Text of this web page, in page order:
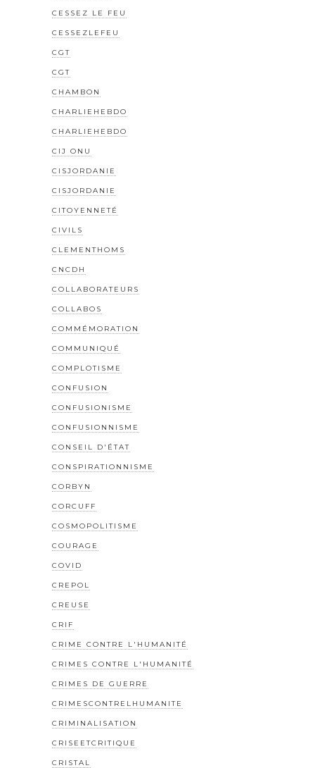
CESSEZ LE FEU
CESSEZLEFEU
CGT
CGT
CHAMBON
CHARLIEHEBDO
CHARLIEHEBDO
CIJ ONU
CISJORDANIE
CISJORDANIE
CITOYENNETÉ
CIVILS
CLEMENTHOMS
CNCDH
COLLABORATEURS
COLLABOS
COMMÉMORATION
COMMUNIQUÉ
COMPLOTISME
CONFUSION
CONFUSIONISME
CONFUSIONNISME
CONSEIL D'ÉTAT
CONSPIRATIONNISME
CORBYN
CORCUFF
COSMOPOLITISME
COURAGE
COVID
CREPOL
CREUSE
CRIF
CRIME CONTRE L'HUMANITÉ
CRIMES CONTRE L'HUMANITÉ
CRIMES DE GUERRE
CRIMESCONTRELHUMANITE
CRIMINALISATION
CRISEETCRITIQUE
CRISTAL